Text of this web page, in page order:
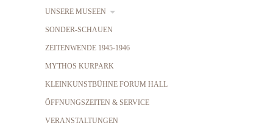
UNSERE MUSEEN
SONDER-SCHAUEN
ZEITENWENDE 1945-1946
MYTHOS KURPARK
KLEINKUNSTBÜHNE FORUM HALL
ÖFFNUNGSZEITEN & SERVICE
VERANSTALTUNGEN